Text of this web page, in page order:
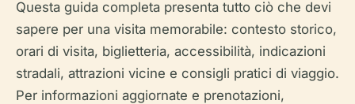
Questa guida completa presenta tutto ciò che devi
sapere per una visita memorabile: contesto storico,
orari di visita, biglietteria, accessibilità, indicazioni
stradali, attrazioni vicine e consigli pratici di viaggio.
Per informazioni aggiornate e prenotazioni,